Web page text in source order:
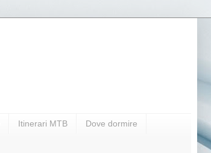
Itinerari MTB Dove dormire